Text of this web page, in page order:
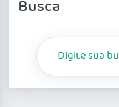
Busca